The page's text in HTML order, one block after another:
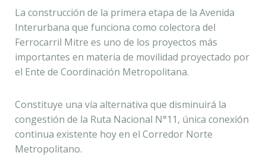
La construcción de la primera etapa de la Avenida
Interurbana que funciona como colectora del
Ferrocarril Mitre es uno de los proyectos más
importantes en materia de movilidad proyectado por
el Ente de Coordinación Metropolitana.
Constituye una vía alternativa que disminuirá la
congestión de la Ruta Nacional N°11, única conexión
continua existente hoy en el Corredor Norte
Metropolitano.